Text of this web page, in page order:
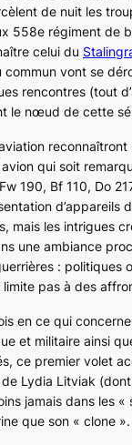
de nuit les
558e régiment de
celui du
vont se
rencontres (tout
le nœud de cette
reconnaîtront
qui soit
Fw 190, Bf 110, Do
d’appareils
mais les intrigues
une ambiance
: politiques
pas à des
en ce qui
et militaire ainsi
ce premier volet
Lydia Litviak
jamais dans les
que son « clone ».